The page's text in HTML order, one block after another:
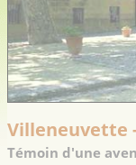
Villeneuvette
Témoin d'une